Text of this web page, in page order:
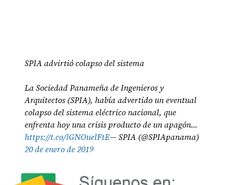
SPIA advirtió colapso del sistema
La Sociedad Panameña de Ingenieros y
Arquitectos (SPIA), había advertido un eventual
colapso del sistema eléctrico nacional, que
enfrenta hoy una crisis producto de un apagón...
https://t.co/lGNOuelFtE— SPIA (@SPIApanama)
20 de enero de 2019